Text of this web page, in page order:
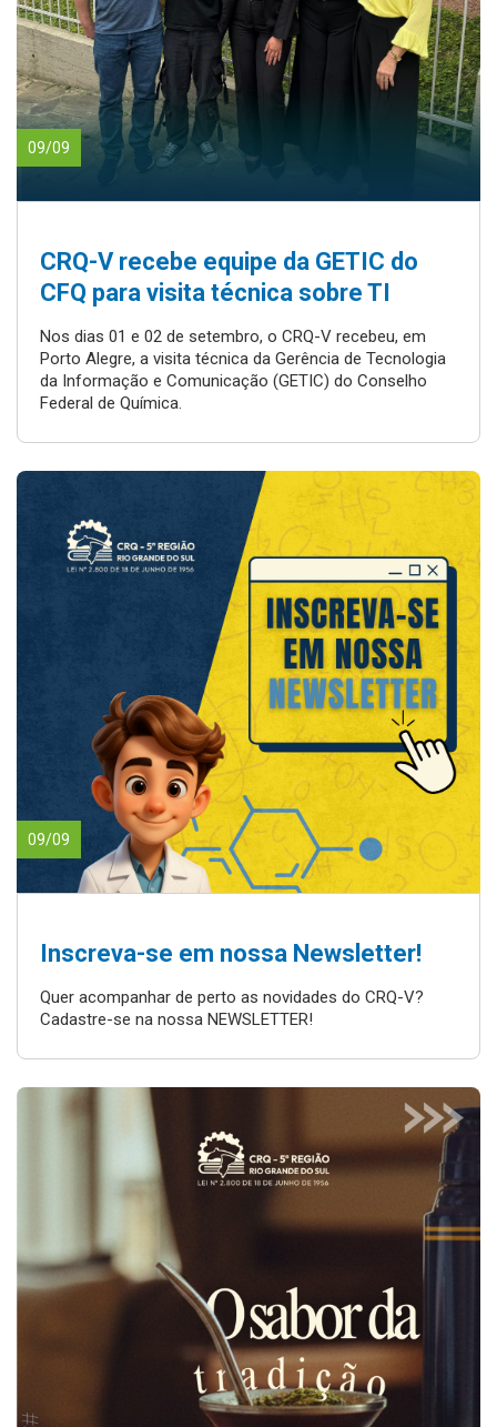
09/09
CRQ-V recebe equipe da GETIC do
CFQ para visita técnica sobre TI
Nos dias 01 e 02 de setembro, o CRQ-V recebeu, em
Porto Alegre, a visita técnica da Gerência de Tecnologia
da Informação e Comunicação (GETIC) do Conselho
Federal de Química.
09/09
Inscreva-se em nossa Newsletter!
Quer acompanhar de perto as novidades do CRQ-V?
Cadastre-se na nossa NEWSLETTER!